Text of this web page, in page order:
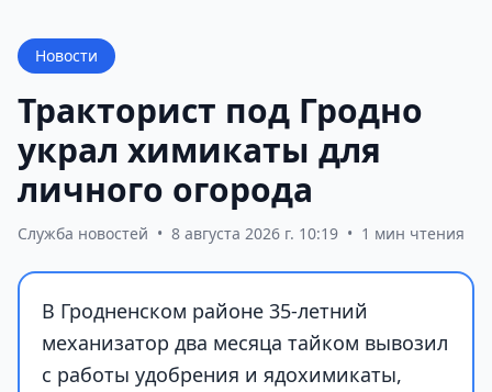
Новости
Тракторист под Гродно
украл химикаты для
личного огорода
Служба новостей • 8 августа 2026 г. 10:19 • 1 мин чтения
В Гродненском районе 35-летний
механизатор два месяца тайком вывозил
с работы удобрения и ядохимикаты,